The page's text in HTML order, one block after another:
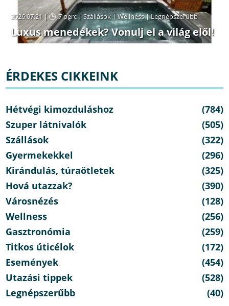
2026.07.21 | 7 perc|Szállások|Wellness|Legnépszerűbb
Luxus menedékek? Vonulj el a világ elől!
ÉRDEKES CIKKEINK
Hétvégi kimozduláshoz
(784)
Szuper látnivalók
(505)
Szállások
(322)
Gyermekekkel
(296)
Kirándulás, túraötletek
(325)
Hová utazzak?
(390)
Városnézés
(128)
Wellness
(256)
Gasztronómia
(259)
Titkos úticélok
(172)
Események
(454)
Utazási tippek
(528)
Legnépszerűbb
(40)